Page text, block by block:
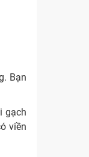
Bạn
gạch
viền